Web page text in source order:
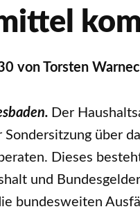
von Torsten
Der
über
Dieses
und
bundesweiten